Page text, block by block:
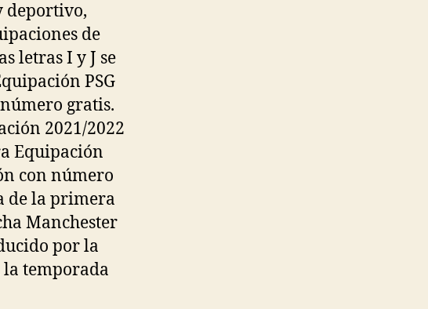
deportivo,
de
letras I y J se
PSG
gratis.
2021/2022
Equipación
con número
de la primera
Manchester
por la
la temporada